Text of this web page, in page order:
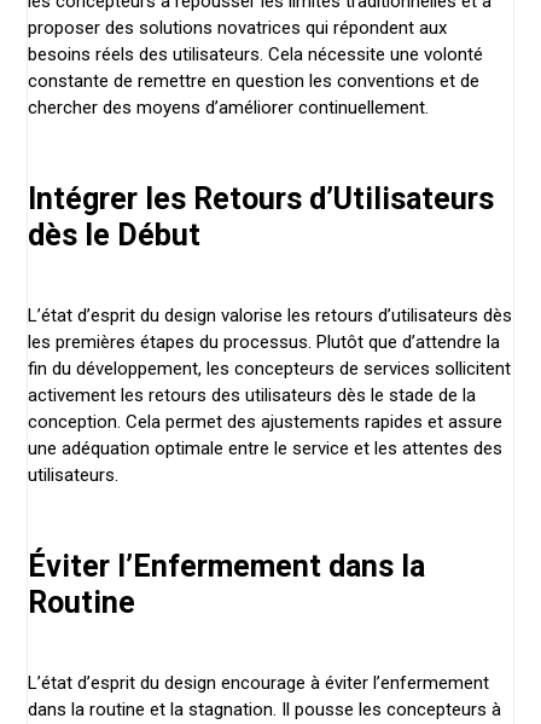
proposer des solutions novatrices qui répondent aux
besoins réels des utilisateurs. Cela nécessite une volonté
constante de remettre en question les conventions et de
chercher des moyens d’améliorer continuellement.
Intégrer les Retours d’Utilisateurs
dès le Début
L’état d’esprit du design valorise les retours d’utilisateurs dès
les premières étapes du processus. Plutôt que d’attendre la
fin du développement, les concepteurs de services sollicitent
activement les retours des utilisateurs dès le stade de la
conception. Cela permet des ajustements rapides et assure
une adéquation optimale entre le service et les attentes des
utilisateurs.
Éviter l’Enfermement dans la
Routine
L’état d’esprit du design encourage à éviter l’enfermement
dans la routine et la stagnation. Il pousse les concepteurs à